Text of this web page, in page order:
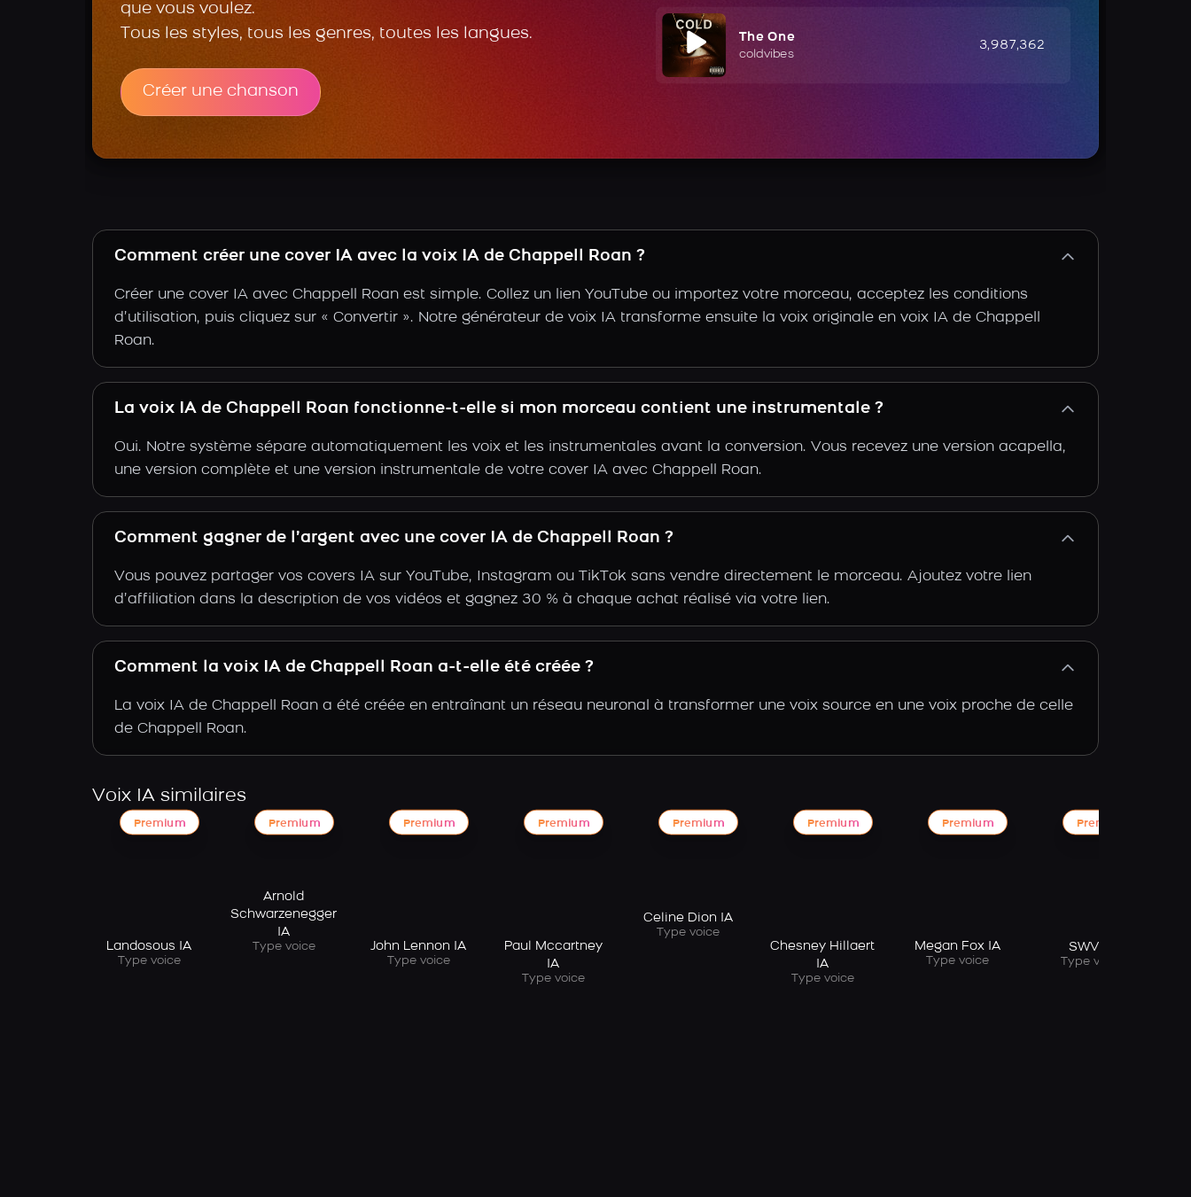
que vous voulez.
Tous les styles, tous les genres, toutes les langues.
Créer une chanson
The One
coldvibes
3,987,362
Comment créer une cover IA avec la voix IA de Chappell Roan ?
Créer une cover IA avec Chappell Roan est simple. Collez un lien YouTube ou importez votre morceau, acceptez les conditions
d’utilisation, puis cliquez sur « Convertir ». Notre générateur de voix IA transforme ensuite la voix originale en voix IA de Chappell
Roan.
La voix IA de Chappell Roan fonctionne-t-elle si mon morceau contient une instrumentale ?
Oui. Notre système sépare automatiquement les voix et les instrumentales avant la conversion. Vous recevez une version acapella,
une version complète et une version instrumentale de votre cover IA avec Chappell Roan.
Comment gagner de l’argent avec une cover IA de Chappell Roan ?
Vous pouvez partager vos covers IA sur YouTube, Instagram ou TikTok sans vendre directement le morceau. Ajoutez votre lien
d’affiliation dans la description de vos vidéos et gagnez 30 % à chaque achat réalisé via votre lien.
Comment la voix IA de Chappell Roan a-t-elle été créée ?
La voix IA de Chappell Roan a été créée en entraînant un réseau neuronal à transformer une voix source en une voix proche de celle
de Chappell Roan.
Voix IA similaires
Premium
Landosous IA
Type voice
Premium
Arnold
Schwarzenegger
IA
Type voice
Premium
John Lennon IA
Type voice
Premium
Paul Mccartney
IA
Type voice
Premium
Celine Dion IA
Type voice
Premium
Chesney Hillaert
IA
Type voice
Premium
Megan Fox IA
Type voice
Premium
SWV IA
Type voice